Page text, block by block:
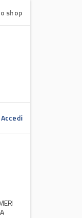
shop
Accedi